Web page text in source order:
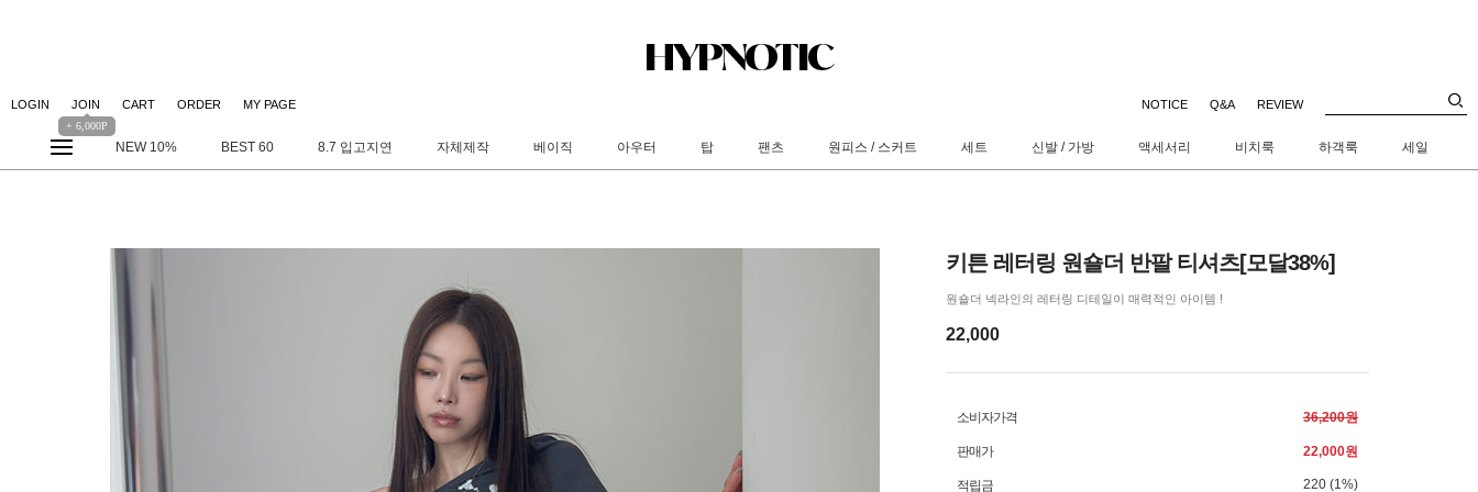
LOGIN JOIN
+ 6,000P
CART ORDER MY PAGE NOTICE Q&A REVIEW
NEW 10% BEST 60 8.7 입고지연 자체제작 베이직 아우터 탑 팬츠 원피스 / 스커트 세트 신발 / 가방 액세서리 비치룩 하객룩 세일
키튼 레터링 원숄더 반팔 티셔츠[모달38%]
원숄더 넥라인의 레터링 디테일이 매력적인 아이템 !
22,000
소비자가격 36,200원
판매가 22,000원
적립금 220 (1%)